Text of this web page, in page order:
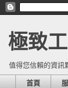
極致
值得您信賴的資訊
首頁